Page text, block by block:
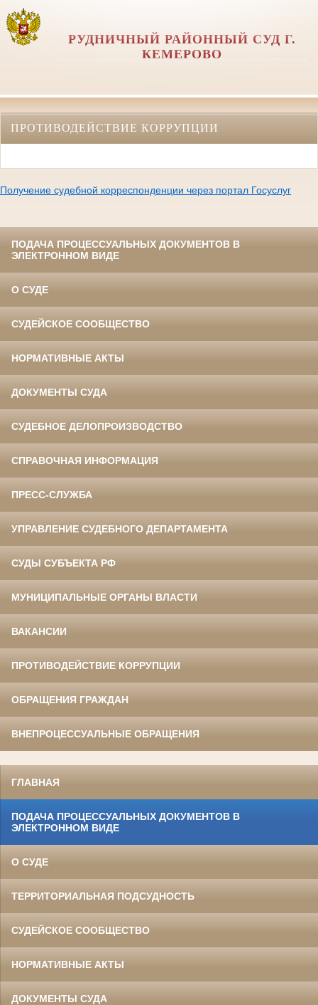
РУДНИЧНЫЙ РАЙОННЫЙ СУД Г.
КЕМЕРОВО
ПРОТИВОДЕЙСТВИЕ КОРРУПЦИИ
Получение судебной корреспонденции через портал Госуслуг
ПОДАЧА ПРОЦЕССУАЛЬНЫХ ДОКУМЕНТОВ В
ЭЛЕКТРОННОМ ВИДЕ
О СУДЕ
СУДЕЙСКОЕ СООБЩЕСТВО
НОРМАТИВНЫЕ АКТЫ
ДОКУМЕНТЫ СУДА
СУДЕБНОЕ ДЕЛОПРОИЗВОДСТВО
СПРАВОЧНАЯ ИНФОРМАЦИЯ
ПРЕСС-СЛУЖБА
УПРАВЛЕНИЕ СУДЕБНОГО ДЕПАРТАМЕНТА
СУДЫ СУБЪЕКТА РФ
МУНИЦИПАЛЬНЫЕ ОРГАНЫ ВЛАСТИ
ВАКАНСИИ
ПРОТИВОДЕЙСТВИЕ КОРРУПЦИИ
ОБРАЩЕНИЯ ГРАЖДАН
ВНЕПРОЦЕССУАЛЬНЫЕ ОБРАЩЕНИЯ
ГЛАВНАЯ
ПОДАЧА ПРОЦЕССУАЛЬНЫХ ДОКУМЕНТОВ В
ЭЛЕКТРОННОМ ВИДЕ
О СУДЕ
ТЕРРИТОРИАЛЬНАЯ ПОДСУДНОСТЬ
СУДЕЙСКОЕ СООБЩЕСТВО
НОРМАТИВНЫЕ АКТЫ
ДОКУМЕНТЫ СУДА